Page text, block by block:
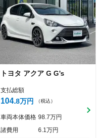
トヨタ アクア G G’s
支払総額
104 8万円 （税込）
車両本体価格 98 7万円
諸費用
6 1 万円